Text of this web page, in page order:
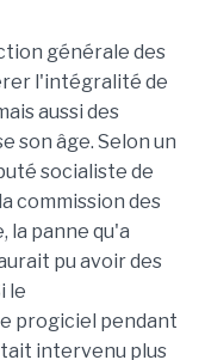
générale des
l'intégralité de
aussi des
son âge. Selon un
socialiste de
commission des
la panne qu'a
pu avoir des
le
progiciel pendant
intervenu plus